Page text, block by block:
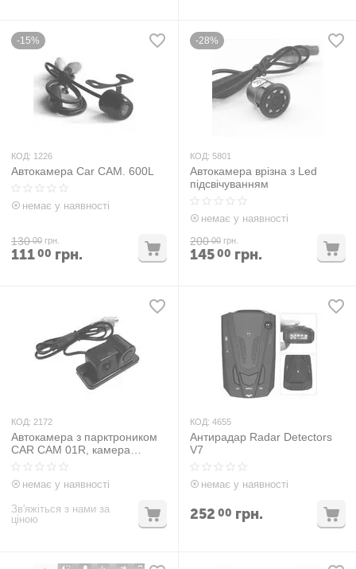
-15%
КОД: 1226
Автокамера Car CAM. 600L
немає у наявності
130 00 грн.
11100 грн.
-28%
КОД: 5801
Автокамера врізна з Led
підсвічуванням
немає у наявності
200 00 грн.
14500 грн.
КОД: 2172
Автокамера з парктроником
CAR CAM 01R, камера
заднього виду
немає у наявності
Зв'яжіться з нами за
ціною
КОД: 4655
Антирадар Radar Detectors
V7
немає у наявності
252 00 грн.